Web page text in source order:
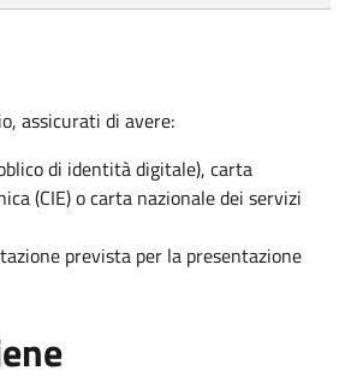
assicurati di avere:
di identità digitale), carta
(CIE) o carta nazionale dei servizi
prevista per la presentazione